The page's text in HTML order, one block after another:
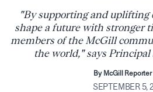
"By supporting and uplifting
shape a future with stronger
members of the McGill
the world," says
By McGill
SEPTEMBER 5,